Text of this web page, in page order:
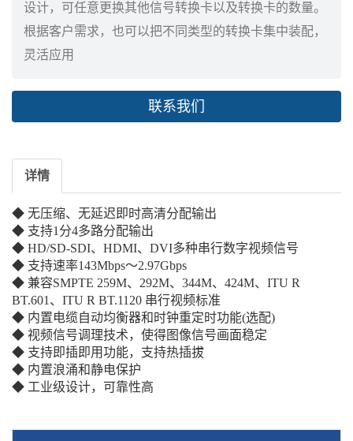
设计，可任意更换其他信号转换卡以及转换卡的数量。
根据客户需求，也可以把不同类型的转换卡集中装配，
灵活应用
联系我们
详情
◆ 无压缩、无延迟即时高清分配输出
◆ 支持1分4多路分配输出
◆ HD/SD-SDI、HDMI、DVI多种串行数字视频信号
◆ 支持速率143Mbps～2.97Gbps
◆ 兼容SMPTE 259M、292M、344M、424M、ITU R
BT.601、ITU R BT.1120 串行视频标准
◆ 内置电缆自动均衡器和时钟重定时功能(选配)
◆ 视频信号调理技术，使得图像信号画面稳定
◆ 支持即插即用功能，支持热插拔
◆ 内置浪涌和静电保护
◆ 工业级设计，可靠性高